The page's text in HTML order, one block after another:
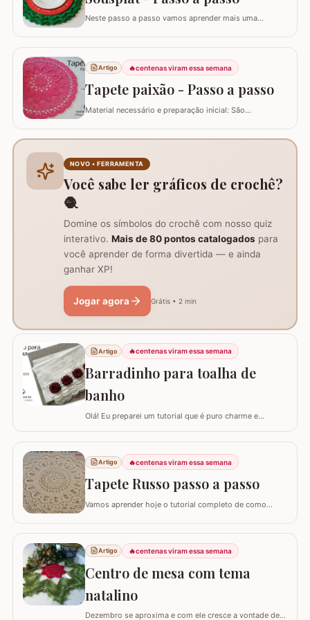
Neste passo a passo vamos aprender mais uma
acabamento remete imediatamente ao formato de
natal :)…
Artigo 🔥centenas viram essa semana
Tapete paixão - Passo a passo
Material necessário e preparação inicial: São
do trabalho e formação do centro do tapete: Comece
com um anel mágico ou uma argola de 10…
NOVO • FERRAMENTA
Você sabe ler gráficos de crochê?
🧶
Domine os símbolos do crochê com nosso quiz
interativo. Mais de 80 pontos catalogados para
você aprender de forma divertida — e ainda
ganhar XP!
Jogar agora Grátis • 2 min
Artigo 🔥centenas viram essa semana
Barradinho para toalha de
banho
Olá! Eu preparei um tutorial que é puro charme e
como confeccionar um Barradinho para Toalha de
Banho ou Toalha de Rosto passo a passo. Esse
trabalho transforma uma peça simples em um item de
decoração de luxo, ideal para presentear ou para…
Artigo 🔥centenas viram essa semana
Tapete Russo passo a passo
Vamos aprender hoje o tutorial completo de como
detalhes e texturas, não é difícil de fazer; as imagens e
os textos detalhando cada fase vão facilitar muito o seu
trabalho. Confeccionado originalmente…
Artigo 🔥centenas viram essa semana
Centro de mesa com tema
natalino
Dezembro se aproxima e com ele cresce a vontade de